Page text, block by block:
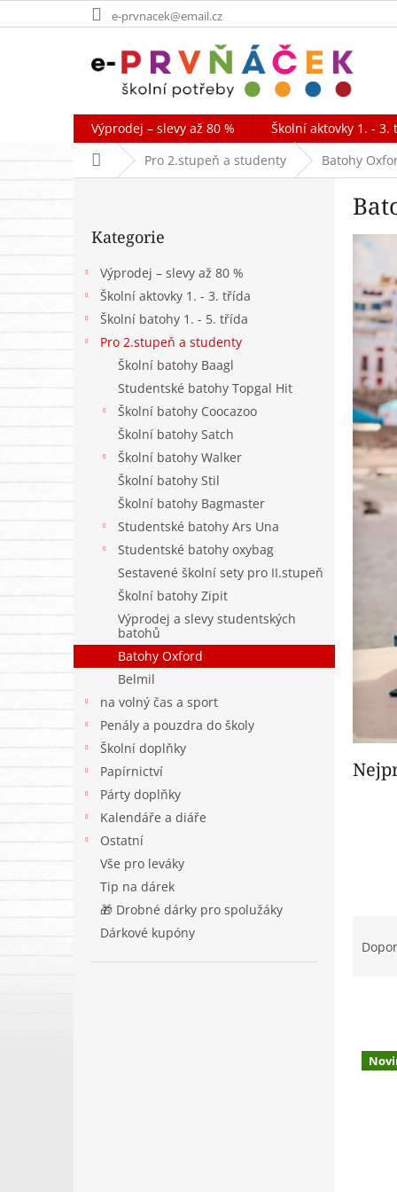
na
e-prvnacek@email.cz
Výprodej – slevy až 80 % Školní aktovky 1. - 3.
Domů Pro 2.stupeň a studenty Batohy
P
n
kategorie
Kategorie
Výprodej – slevy až 80 %
Školní aktovky 1. - 3. třída
Školní batohy 1. - 5. třída
Pro 2.stupeň a studenty
Školní batohy Baagl
Studentské batohy Topgal Hit
Školní batohy Coocazoo
Školní batohy Satch
Školní batohy Walker
Školní batohy Stil
Školní batohy Bagmaster
Studentské batohy Ars Una
Studentské batohy oxybag
Sestavené školní sety pro II.stupeň
Školní batohy Zipit
Výprodej a slevy studentských
batohů
Batohy Oxford
Belmil
na volný čas a sport
Penály a pouzdra do školy
Školní doplňky
Papírnictví
Párty doplňky
Kalendáře a diáře
Ostatní
Vše pro leváky
Tip na dárek
🎁 Drobné dárky pro spolužáky
Dárkové kupóny
V